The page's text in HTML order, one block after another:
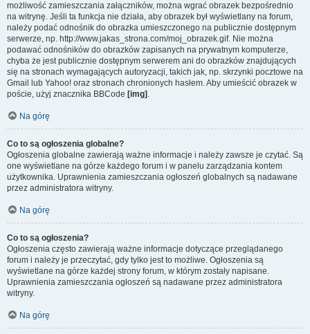
możliwość zamieszczania załączników, można wgrać obrazek bezpośrednio
na witrynę. Jeśli ta funkcja nie działa, aby obrazek był wyświetlany na forum,
należy podać odnośnik do obrazka umieszczonego na publicznie dostępnym
serwerze, np. http://www.jakas_strona.com/moj_obrazek.gif. Nie można
podawać odnośników do obrazków zapisanych na prywatnym komputerze,
chyba że jest publicznie dostępnym serwerem ani do obrazków znajdujących
się na stronach wymagających autoryzacji, takich jak, np. skrzynki pocztowe na
Gmail lub Yahoo! oraz stronach chronionych hasłem. Aby umieścić obrazek w
poście, użyj znacznika BBCode [img] .
Na górę
Co to są ogłoszenia globalne?
Ogłoszenia globalne zawierają ważne informacje i należy zawsze je czytać. Są
one wyświetlane na górze każdego forum i w panelu zarządzania kontem
użytkownika. Uprawnienia zamieszczania ogłoszeń globalnych są nadawane
przez administratora witryny.
Na górę
Co to są ogłoszenia?
Ogłoszenia często zawierają ważne informacje dotyczące przeglądanego
forum i należy je przeczytać, gdy tylko jest to możliwe. Ogłoszenia są
wyświetlane na górze każdej strony forum, w którym zostały napisane.
Uprawnienia zamieszczania ogłoszeń są nadawane przez administratora
witryny.
Na górę